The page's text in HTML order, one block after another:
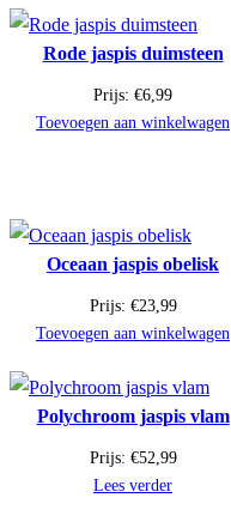
Rode jaspis duimsteen
Prijs: €6,99
Toevoegen aan winkelwagen
Oceaan jaspis obelisk
Prijs: €23,99
Toevoegen aan winkelwagen
Polychroom jaspis vlam
Prijs: €52,99
Lees verder